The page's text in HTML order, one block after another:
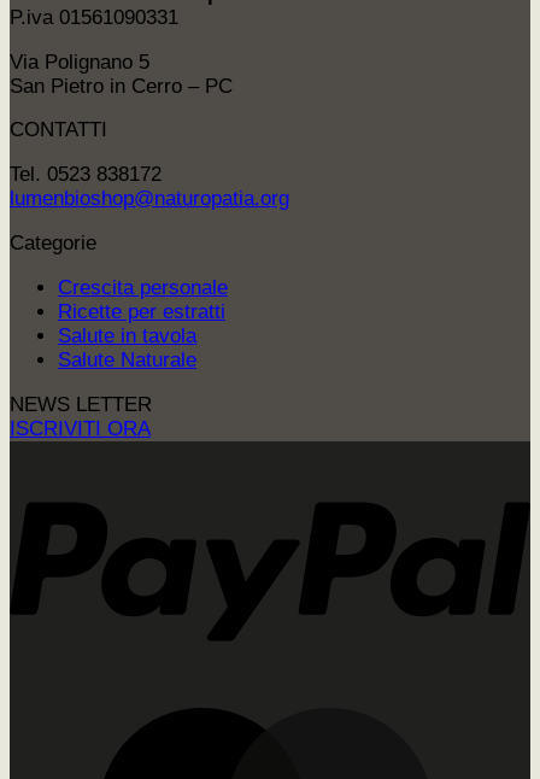
P.iva 01561090331
Via Polignano 5
San Pietro in Cerro – PC
CONTATTI
Tel. 0523 838172
lumenbioshop@naturopatia.org
Categorie
Crescita personale
Ricette per estratti
Salute in tavola
Salute Naturale
NEWS LETTER
ISCRIVITI ORA